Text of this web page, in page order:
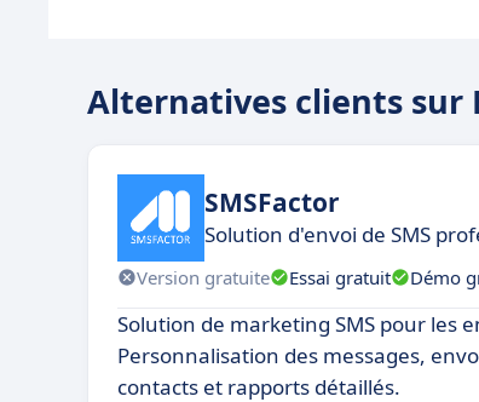
Alternatives clients sur
SMSFactor
Solution d'envoi de SMS
Version gratuite Essai gratuit Démo
Solution de marketing SMS pour les
Personnalisation des messages,
contacts et rapports détaillés.